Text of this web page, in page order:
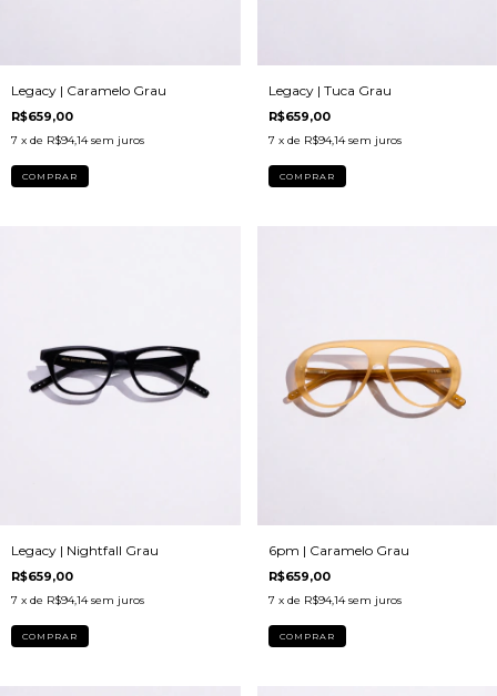
Legacy | Caramelo Grau
R$659,00
7 x de R$94,14 sem juros
COMPRAR
Legacy | Tuca Grau
R$659,00
7 x de R$94,14 sem juros
COMPRAR
Legacy | Nightfall Grau
R$659,00
7 x de R$94,14 sem juros
COMPRAR
6pm | Caramelo Grau
R$659,00
7 x de R$94,14 sem juros
COMPRAR